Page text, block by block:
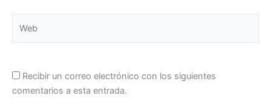
Recibir un correo electrónico con los siguientes
comentarios a esta entrada.